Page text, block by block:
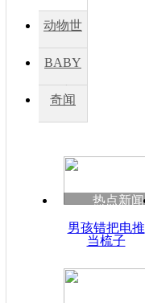
动物世
BABY
秀
奇闻
热点新闻
男孩错把电推
当梳子